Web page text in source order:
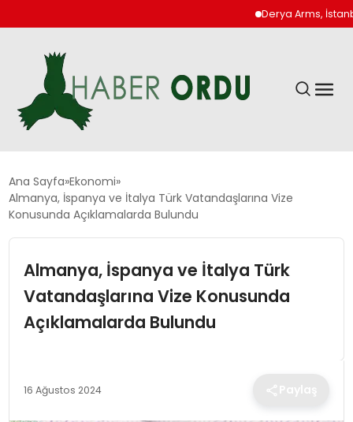
Derya Arms,
GÜNDEM
DÜNYA
EKONOMI
SIYASET
Ana Sayfa Ekonomi
Almanya, İspanya ve İtalya Türk Vatandaşlarına Vize
Konusunda Açıklamalarda Bulundu
Almanya, İspanya ve İtalya Türk
Vatandaşlarına Vize Konusunda
Açıklamalarda Bulundu
16 Ağustos 2024